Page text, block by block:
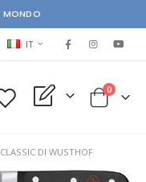
MONDO
LINGUA
IT
My Quote Cart
0elementi
DI WUSTHOF